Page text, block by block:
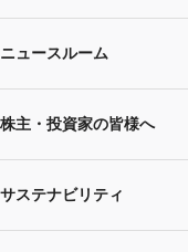
企業情報トップ
SUBARUのありたい姿
SUBARU 2025方針
ニュースルーム
ニュースルームトップ
ニュースリリース
株主・投資家の皆様へ
株主・投資家の皆様へトップ
サステナビリティ